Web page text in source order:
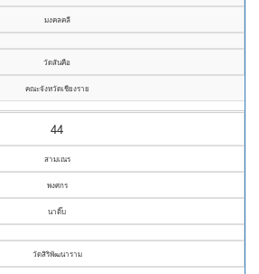
มงคลคลี
วัดสันคือ
คณะจังหวัดเชียงราย
44
สามเณร
พงศกร
นาติ๊บ
วัดสิริพัฒนาราม